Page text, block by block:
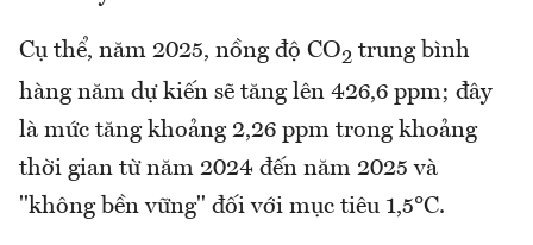
Cụ thể, năm 2025, nồng độ CO2 trung bình
hàng năm dự kiến ​​sẽ tăng lên 426,6 ppm; đây
là mức tăng khoảng 2,26 ppm trong khoảng
thời gian từ năm 2024 đến năm 2025 và
"không bền vững" đối với mục tiêu 1,5°C.